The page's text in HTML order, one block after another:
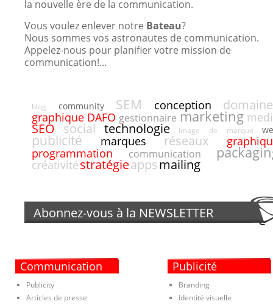
la nouvelle ère de la communication.
Vous voulez enlever notre Bateau?
Nous sommes vos astronautes de communication.
Appelez-nous pour planifier votre mission de
communication!...
blog community SEM conception
graphique DAFO gestionnaire marketing
SEO social technologie image de marque
publicité marques réseaux
programmation communication
créativitéstratégieappsmailing
Abonnez-vous à la NEWSLETTER
Communication
Publicity
Articles de presse
Publicité
Branding
Identité visuelle